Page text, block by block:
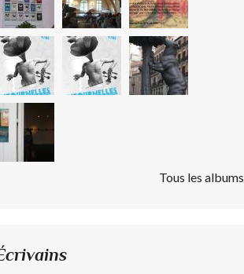
Tous les albums